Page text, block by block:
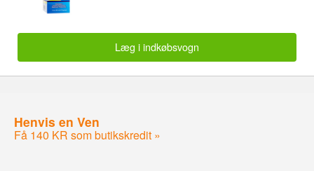
Læg i indkøbsvogn
Henvis en Ven
Få 140 KR som butikskredit »